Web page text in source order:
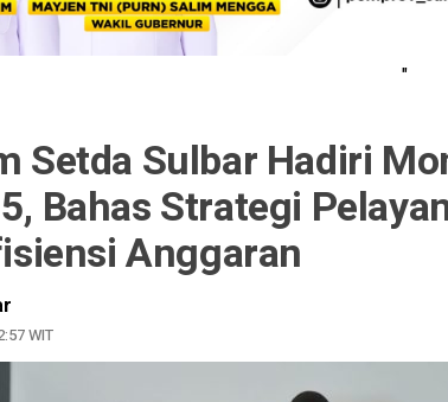
"
Setda Sulbar Hadiri
Bahas Strategi
Anggaran
WIT